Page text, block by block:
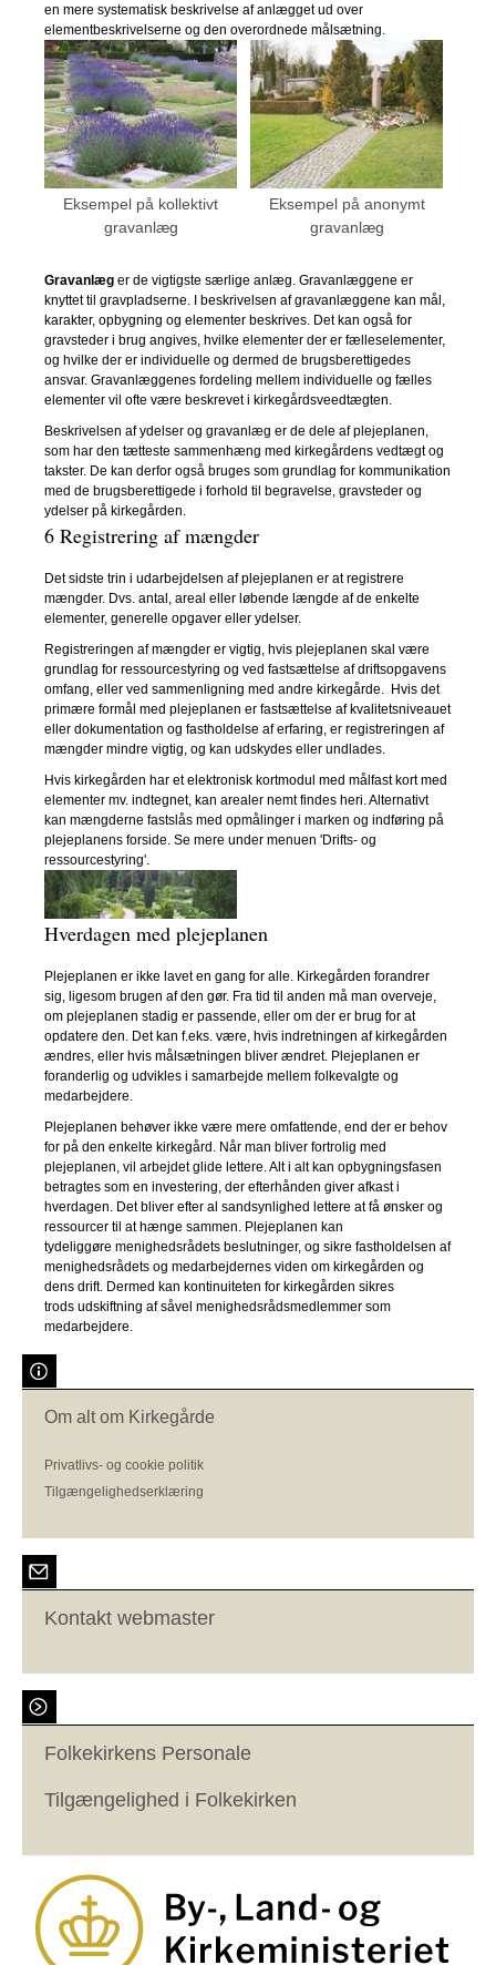
en mere systematisk beskrivelse af anlægget ud over
elementbeskrivelserne og den overordnede målsætning.
Eksempel på kollektivt
gravanlæg
Eksempel på anonymt
gravanlæg
Gravanlæg er de vigtigste særlige anlæg. Gravanlæggene er
knyttet til gravpladserne. I beskrivelsen af gravanlæggene kan mål,
karakter, opbygning og elementer beskrives. Det kan også for
gravsteder i brug angives, hvilke elementer der er fælleselementer,
og hvilke der er individuelle og dermed de brugsberettigedes
ansvar. Gravanlæggenes fordeling mellem individuelle og fælles
elementer vil ofte være beskrevet i kirkegårdsveedtægten.
Beskrivelsen af ydelser og gravanlæg er de dele af plejeplanen,
som har den tætteste sammenhæng med kirkegårdens vedtægt og
takster. De kan derfor også bruges som grundlag for kommunikation
med de brugsberettigede i forhold til begravelse, gravsteder og
ydelser på kirkegården.
6 Registrering af mængder
Det sidste trin i udarbejdelsen af plejeplanen er at registrere
mængder. Dvs. antal, areal eller løbende længde af de enkelte
elementer, generelle opgaver eller ydelser.
Registreringen af mængder er vigtig, hvis plejeplanen skal være
grundlag for ressourcestyring og ved fastsættelse af driftsopgavens
omfang, eller ved sammenligning med andre kirkegårde. Hvis det
primære formål med plejeplanen er fastsættelse af kvalitetsniveauet
eller dokumentation og fastholdelse af erfaring, er registreringen af
mængder mindre vigtig, og kan udskydes eller undlades.
Hvis kirkegården har et elektronisk kortmodul med målfast kort med
elementer mv. indtegnet, kan arealer nemt findes heri. Alternativt
kan mængderne fastslås med opmålinger i marken og indføring på
plejeplanens forside. Se mere under menuen 'Drifts- og
ressourcestyring'.
Hverdagen med plejeplanen
Plejeplanen er ikke lavet en gang for alle. Kirkegården forandrer
sig, ligesom brugen af den gør. Fra tid til anden må man overveje,
om plejeplanen stadig er passende, eller om der er brug for at
opdatere den. Det kan f.eks. være, hvis indretningen af kirkegården
ændres, eller hvis målsætningen bliver ændret. Plejeplanen er
foranderlig og udvikles i samarbejde mellem folkevalgte og
medarbejdere.
Plejeplanen behøver ikke være mere omfattende, end der er behov
for på den enkelte kirkegård. Når man bliver fortrolig med
plejeplanen, vil arbejdet glide lettere. Alt i alt kan opbygningsfasen
betragtes som en investering, der efterhånden giver afkast i
hverdagen. Det bliver efter al sandsynlighed lettere at få ønsker og
ressourcer til at hænge sammen. Plejeplanen kan
tydeliggøre menighedsrådets beslutninger, og sikre fastholdelsen af
menighedsrådets og medarbejdernes viden om kirkegården og
dens drift. Dermed kan kontinuiteten for kirkegården sikres
trods udskiftning af såvel menighedsrådsmedlemmer som
medarbejdere.
Om alt om Kirkegårde
Privatlivs- og cookie politik
Tilgængelighedserklæring
Kontakt webmaster
Folkekirkens Personale
Tilgængelighed i Folkekirken